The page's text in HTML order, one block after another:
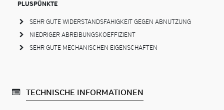
PLUSPÜNKTE
SEHR GUTE WIDERSTANDSFÄHIGKEIT GEGEN ABNUTZUNG
NIEDRIGER ABREIBUNGSKOEFFIZIENT
SEHR GUTE MECHANISCHEN EIGENSCHAFTEN
TECHNISCHE INFORMATIONEN